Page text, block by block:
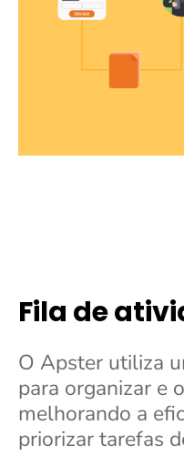
Fila de
O Apster utiliza
para organizar e
melhorando a
priorizar tarefas